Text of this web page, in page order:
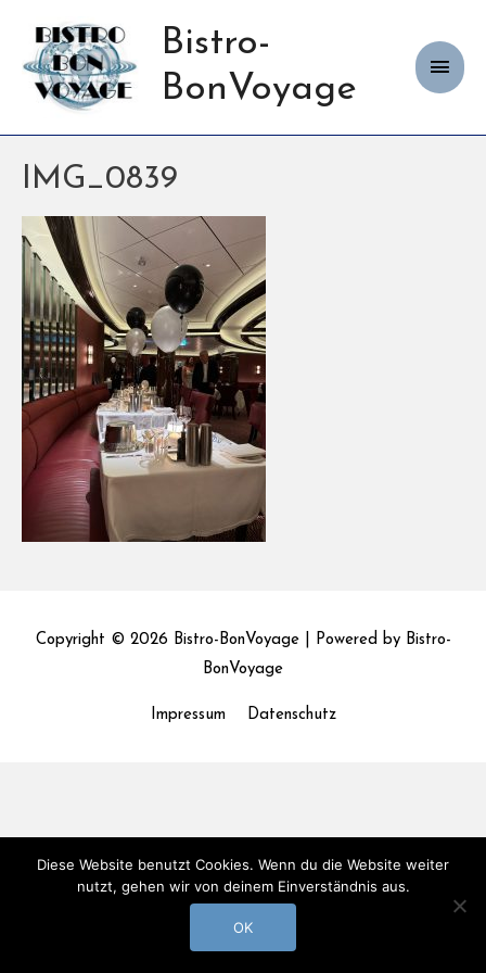
Bistro-
BonVoyage
IMG_0839
Copyright © 2026 Bistro-BonVoyage| Powered by Bistro-
BonVoyage
Impressum Datenschutz
Diese Website benutzt Cookies. Wenn du die Website weiter
nutzt, gehen wir von deinem Einverständnis aus.
OK